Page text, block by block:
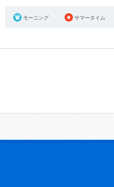
モーニング サマータイム